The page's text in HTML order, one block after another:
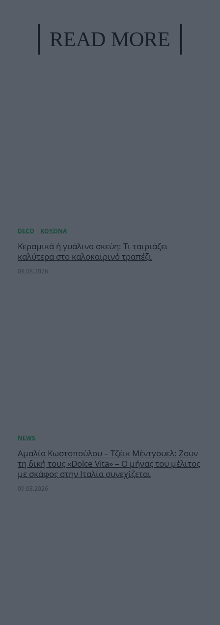
READ MORE
Κεραμικά ή γυάλινα σκεύη: Τι ταιριάζει
καλύτερα στο καλοκαιρινό τραπέζι
09.08.2026
Αμαλία Κωστοπούλου – Τζέικ Μέντγουελ: Ζουν
τη δική τους «Dolce Vita» – Ο μήνας του μέλιτος
με σκάφος στην Ιταλία συνεχίζεται
09.08.2026